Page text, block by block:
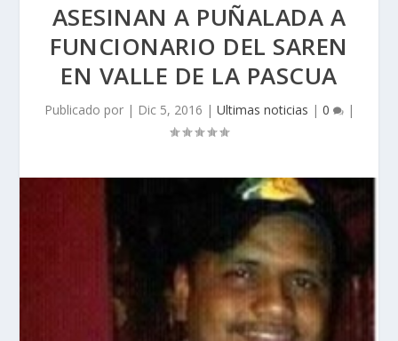
ASESINAN A PUÑALADA A
FUNCIONARIO DEL SAREN
EN VALLE DE LA PASCUA
Publicado por | Dic 5, 2016 | Ultimas noticias | 0 |